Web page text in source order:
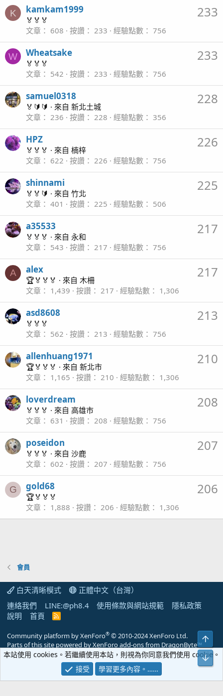
K 233
kamkam1999
🏅🏅🏅
文章
608 按讚 233 經驗點數 756
W 233
Wheatsake
🏅🏅🏅
文章
542 按讚 233 經驗點數 756
228
samuel0318
🏅🔰🔰 · 來自 新北土城
文章
236 按讚 228 經驗點數 356
226
HPZ
🏅🏅🏅 · 來自 楠梓
文章
622 按讚 226 經驗點數 756
225
shinnami
🏅🏅🔰 · 來自 竹北
文章
401 按讚 225 經驗點數 506
217
a35533
🏅🏅🏅 · 來自 永和
文章
543 按讚 217 經驗點數 756
A 217
alex
🏆🏅🏅🏅 · 來自 木柵
文章
1,439 按讚 217 經驗點數 1,306
213
asd8608
🏅🏅🏅
文章
562 按讚 213 經驗點數 756
210
allenhuang1971
🏆🏅🏅🏅 · 來自 新北市
文章
1,165 按讚 210 經驗點數 1,306
208
loverdream
🏅🏅🏅 · 來自 高雄市
文章
631 按讚 208 經驗點數 756
207
poseidon
🏅🏅🏅 · 來自 沙鹿
文章
602 按讚 207 經驗點數 756
G 206
gold68
🏆🏅🏅🏅
文章
1,888 按讚 206 經驗點數 1,306
會員
白天清晰模式
正體中文（台灣）
連絡我們
LINE:@ph8.4 使用條款與網站規範
隱私政策
說明
首頁
R
Community platform by XenForo® © 2010-2024 XenForo Ltd.
Parts of this site powered byXenForo add-ons from DragonByte™
©2011-2026DragonByte Technologies (Details)
營業人名稱：八點四企業社 統一編號：25953834
PH8.4 海水觀賞魚寵物交流網
本站使用 cookies。若繼續使用本站，則視為你同意我們使用 cookie。
接受
學習更多內容。……
上方
下方